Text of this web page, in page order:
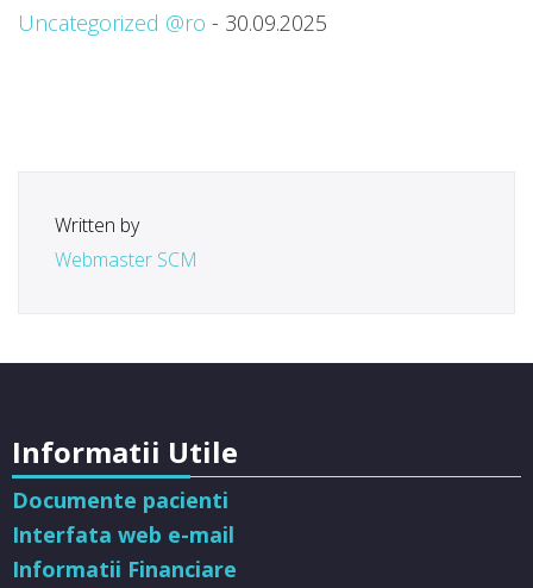
Uncategorized @ro - 30.09.2025
Written by
Webmaster SCM
Informatii Utile
Documente pacienti
Interfata web e-mail
Informatii Financiare